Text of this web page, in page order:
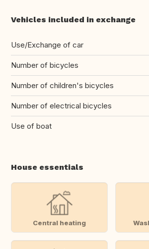
Vehicles included in exchange
Use/Exchange of car
Number of bicycles
Number of children's bicycles
Number of electrical bicycles
Use of boat
House essentials
Central heating